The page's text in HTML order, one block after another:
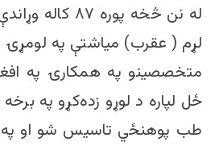
لړم ( عقرب) میاشتې په لومړۍ
متخصصینو په همکارۍ په
ځل لپاره د لوړو زده‌کړو په
طب پوهنځي تاسیس شو او په